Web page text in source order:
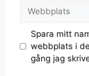
Spara mitt
webbplats i
gång jag